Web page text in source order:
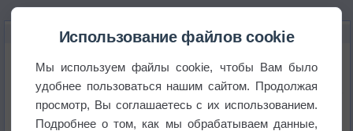
НОВОЕ О ПОГОДЕ
Погода в Краснодаре 6 августа
Использование файлов cookie
Мы используем файлы cookie, чтобы Вам было
удобнее пользоваться нашим сайтом. Продолжая
просмотр, Вы соглашаетесь с их использованием.
Подробнее о том, как мы обрабатываем данные,